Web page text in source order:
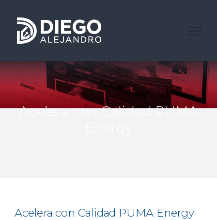
contenido
Acelera con Calidad PUMA
Acelera con Calidad PUMA Energy